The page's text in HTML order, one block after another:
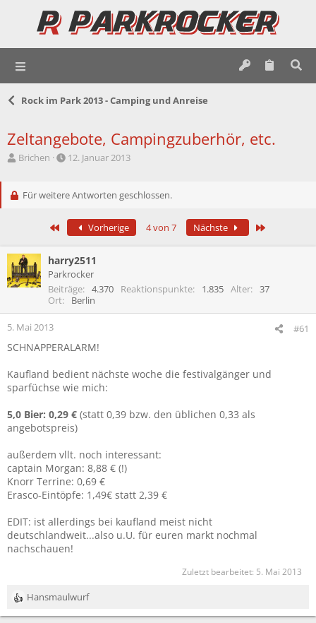
Rock im Park 2013 - Camping und Anreise
Zeltangebote, Campingzuberhör, etc.
E
t
r
Brichen
E
t
l
l
a
m
12. Januar 2013
Für weitere Antworten geschlossen.
Erste Vorherige 4 von 7 Nächste
harry2511
Parkrocker
Beiträge
4.370 Reaktionspunkte 1.835 Alter
37
Ort
Berlin
5. Mai 2013 #61
SCHNAPPERALARM!
Kaufland bedient nächste woche die festivalgänger und
sparfüchse wie mich:
5,0 Bier: 0,29 € (statt 0,39 bzw. den üblichen 0,33 als
angebotspreis)
außerdem vllt. noch interessant:
captain Morgan: 8,88 € (!)
Knorr Terrine: 0,69 €
Erasco-Eintöpfe: 1,49€ statt 2,39 €
EDIT: ist allerdings bei kaufland meist nicht
deutschlandweit...also u.U. für euren markt nochmal
nachschauen!
Zuletzt bearbeitet: 5. Mai 2013
R
e
Hansmaulwurf